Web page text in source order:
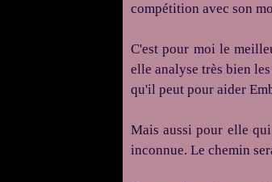
compétition avec son
C'est pour moi le
elle analyse très bien
qu'il peut pour aider
Mais aussi pour elle
inconnue. Le chemin